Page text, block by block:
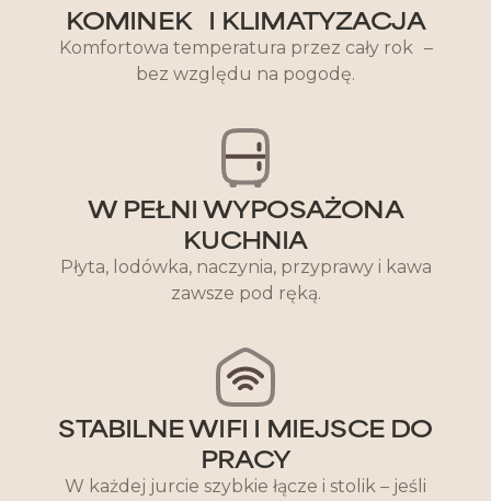
KOMINEK I KLIMATYZACJA
Komfortowa temperatura przez cały rok –
bez względu na pogodę.
W PEŁNI WYPOSAŻONA
KUCHNIA
Płyta, lodówka, naczynia, przyprawy i kawa
zawsze pod ręką.
STABILNE WIFI I MIEJSCE DO
PRACY
W każdej jurcie szybkie łącze i stolik – jeśli